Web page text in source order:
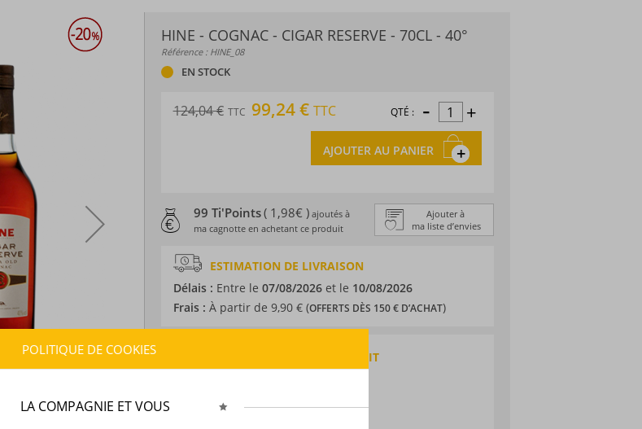
HINE - COGNAC - CIGAR RESERVE - 70CL - 40°
Référence : HINE_08
EN STOCK
124,04 € TTC 99,24 €TTC QTÉ : - +
AJOUTER AU PANIER
Ajouter à
ma liste d’envies
99 Ti'Points( 1,98€ )ajoutés à
ma cagnotte en achetant ce produit
ESTIMATION DE LIVRAISON
Délais : Entre le 07/08/2026et le 10/08/2026
Frais : À partir de 9,90 € (OFFERTS DÈS 150 € D’ACHAT)
CARACTÉRISTIQUES DU PRODUIT
Provenance :
POLITIQUE DE COOKIES
LA COMPAGNIE ET VOUS